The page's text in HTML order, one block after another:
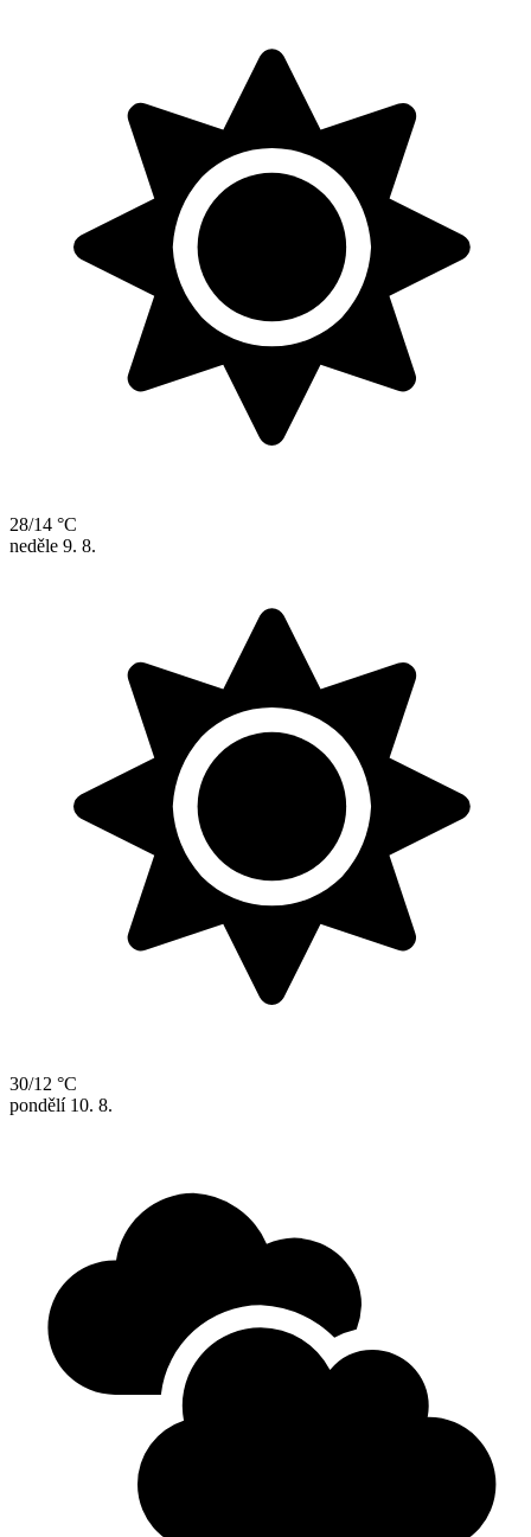
28/14 °C
neděle 9. 8.
30/12 °C
pondělí 10. 8.